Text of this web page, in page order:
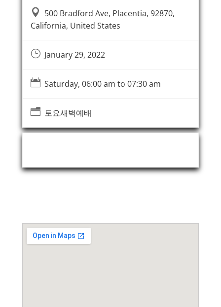
 500 Bradford Ave, Placentia, 92870,
California, United States
}January 29, 2022
 Saturday, 06:00 am to 07:30 am
n토요새벽예배